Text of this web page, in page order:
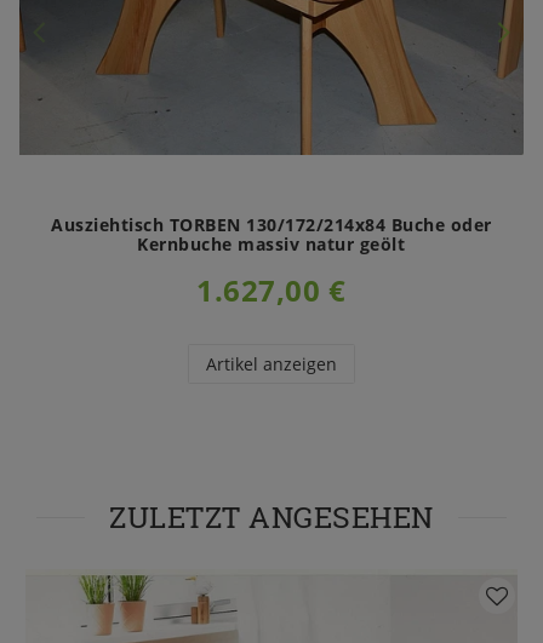
Ausziehtisch TORBEN 130/172/214x84 Buche oder
Kernbuche massiv natur geölt
1.627,00 €
Artikel anzeigen
ZULETZT ANGESEHEN